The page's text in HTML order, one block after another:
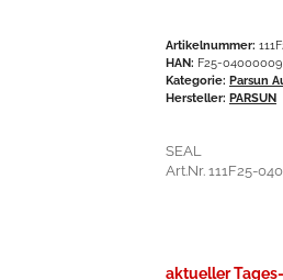
Artikelnummer:
HAN: F25-04000009
Kategorie: Parsun
Hersteller: PARSUN
SEAL
Art.Nr. 111F25-
aktueller